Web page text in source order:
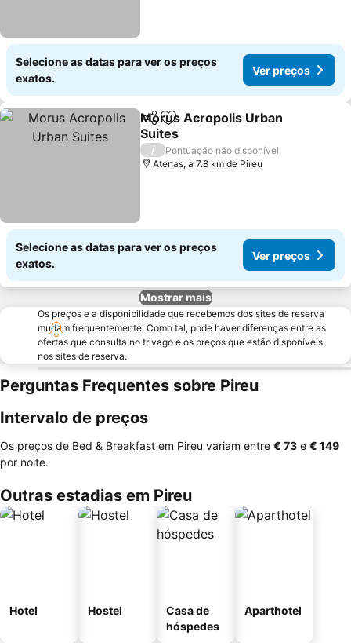
Selecione as datas para ver os preços
exatos.
Ver preços
PartilharAdicionar aos favoritos
Morus Acropolis Urban
Suites
Ver preços
/
Pontuação não disponível
Atenas, a 7.8 km de Pireu
Selecione as datas para ver os preços
exatos.
Ver preços
Mostrar mais
Os preços e a disponibilidade que recebemos dos sites de reserva
mudam frequentemente. Como tal, pode haver diferenças entre as
ofertas que consulta no trivago e os preços que estão disponíveis
nos sites de reserva.
Perguntas Frequentes sobre Pireu
Intervalo de preços
Os preços de Bed & Breakfast em Pireu variam entre ‎€ 73 e ‎€ 149
por noite.
Outras estadias em Pireu
Hotel Hostel
Casa de
hóspedes
Aparthotel